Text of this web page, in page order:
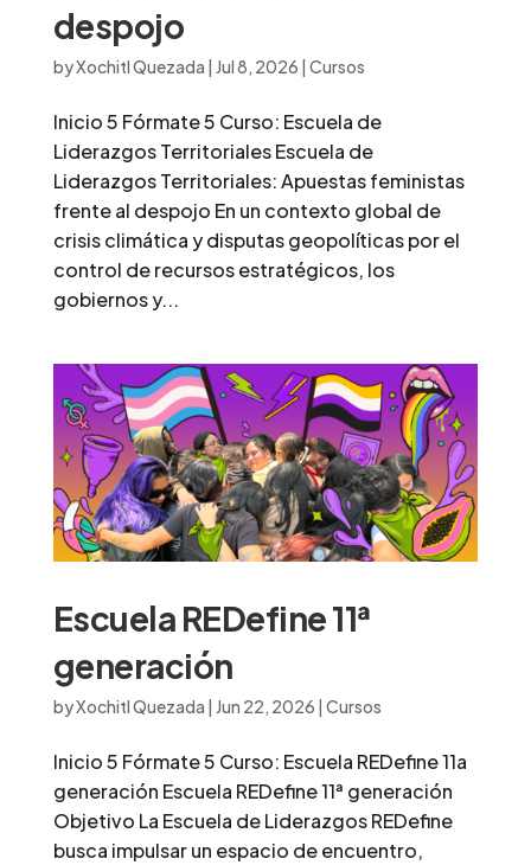
despojo
byXochitl Quezada | Jul 8, 2026 | Cursos
Inicio 5 Fórmate 5 Curso: Escuela de
Liderazgos Territoriales Escuela de
Liderazgos Territoriales: Apuestas feministas
frente al despojo En un contexto global de
crisis climática y disputas geopolíticas por el
control de recursos estratégicos, los
gobiernos y...
Escuela REDefine 11ª
generación
byXochitl Quezada | Jun 22, 2026 | Cursos
Inicio 5 Fórmate 5 Curso: Escuela REDefine 11a
generación Escuela REDefine 11ª generación
Objetivo La Escuela de Liderazgos REDefine
busca impulsar un espacio de encuentro,